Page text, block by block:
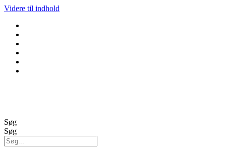
Videre til indhold
Søg
Søg